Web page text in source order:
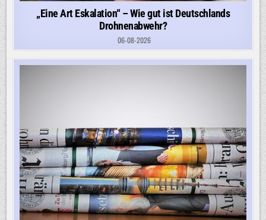
„Eine Art Eskalation“ – Wie gut ist Deutschlands
Drohnenabwehr?
06-08-2026